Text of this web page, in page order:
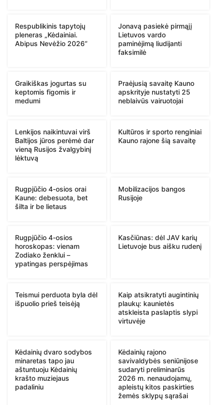
Respublikinis tapytojų
pleneras „Kėdainiai.
Abipus Nevėžio 2026“
Jonavą pasiekė pirmąjį
Lietuvos vardo
paminėjimą liudijanti
faksimilė
Graikiškas jogurtas su
keptomis figomis ir
medumi
Praėjusią savaitę Kauno
apskrityje nustatyti 25
neblaivūs vairuotojai
Lenkijos naikintuvai virš
Baltijos jūros perėmė dar
vieną Rusijos žvalgybinį
lėktuvą
Kultūros ir sporto renginiai
Kauno rajone šią savaitę
Rugpjūčio 4-osios orai
Kaune: debesuota, bet
šilta ir be lietaus
Mobilizacijos bangos
Rusijoje
Rugpjūčio 4-osios
horoskopas: vienam
Zodiako ženklui –
ypatingas perspėjimas
Kasčiūnas: dėl JAV karių
Lietuvoje bus aišku rudenį
Teismui perduota byla dėl
išpuolio prieš teisėją
Kaip atsikratyti augintinių
plaukų: kaunietės
atskleista paslaptis slypi
virtuvėje
Kėdainių dvaro sodybos
minaretas tapo jau
aštuntuoju Kėdainių
krašto muziejaus
padaliniu
Kėdainių rajono
savivaldybės seniūnijose
sudaryti preliminarūs
2026 m. nenaudojamų,
apleistų kitos paskirties
žemės sklypų sąrašai